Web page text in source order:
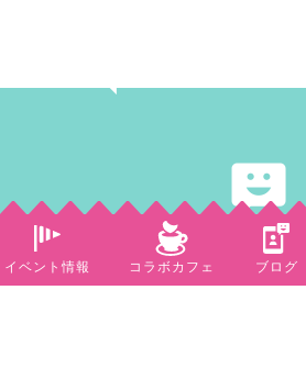
イベント情報 コラボカフェ ブログ